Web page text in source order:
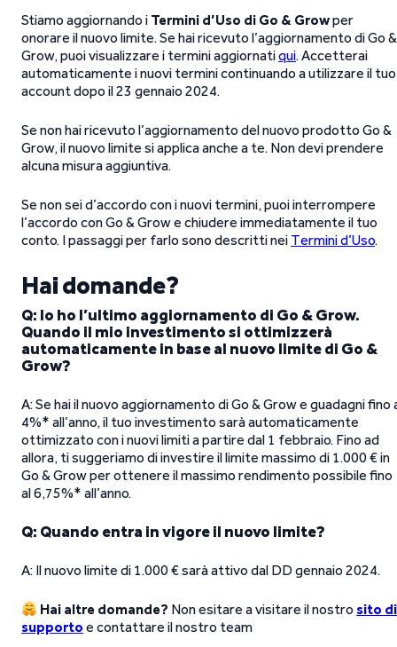
Stiamo aggiornando i Termini d’Uso di Go & Growper
onorare il nuovo limite. Se hai ricevuto l’aggiornamento di Go &
Grow, puoi visualizzare i termini aggiornatiqui. Accetterai
automaticamente i nuovi termini continuando a utilizzare il tuo
account dopo il 23 gennaio 2024.
Se non hai ricevuto l’aggiornamento del nuovo prodotto Go &
Grow, il nuovo limite si applica anche a te. Non devi prendere
alcuna misura aggiuntiva.
Se non sei d’accordo con i nuovi termini, puoi interrompere
l’accordo con Go & Grow e chiudere immediatamente il tuo
conto. I passaggi per farlo sono descritti nei Termini d’Uso.
Hai domande?
Q: Io ho l’ultimo aggiornamento di Go & Grow.
Quando il mio investimento si ottimizzerà
automaticamente in base al nuovo limite di Go &
Grow?
A: Se hai il nuovo aggiornamento di Go & Grow e guadagni fino
4%* all’anno, il tuo investimento sarà automaticamente
ottimizzato con i nuovi limiti a partire dal 1 febbraio. Fino ad
allora, ti suggeriamo di investire il limite massimo di 1.000 € in
Go & Grow per ottenere il massimo rendimento possibile fino
al 6,75%* all’anno.
Q: Quando entra in vigore il nuovo limite?
A: Il nuovo limite di 1.000 € sarà attivo dal DD gennaio 2024.
Hai altre domande? Non esitare a visitare il nostrosito di
supporto e contattare il nostro team